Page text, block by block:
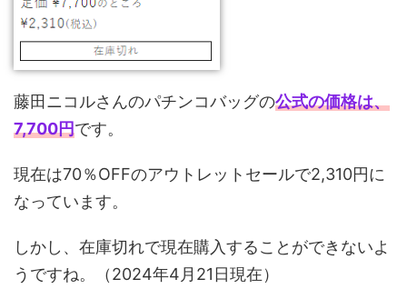
藤田ニコルさんのパチンコバッグの公式の価格は、
7,700円です。
現在は70％OFFのアウトレットセールで2,310円に
なっています。
しかし、在庫切れで現在購入することができないよ
うですね。（2024年4月21日現在）